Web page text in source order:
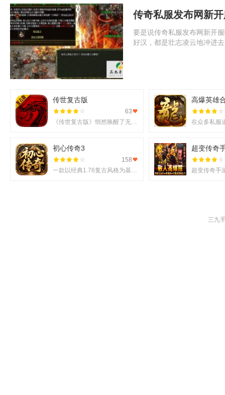
传奇私服发布网新
要是说传奇私服发布网新开
好汉，都是壮志凌云地冲进
传世复古版
63
高爆英雄
初心传奇3
158
超变传奇
三九